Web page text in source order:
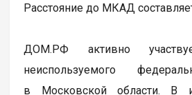
Расстояние до МКАД
ДОМ.РФ активно
неиспользуемого
в Московской области. В